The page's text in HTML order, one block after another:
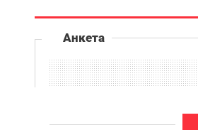
Анкета